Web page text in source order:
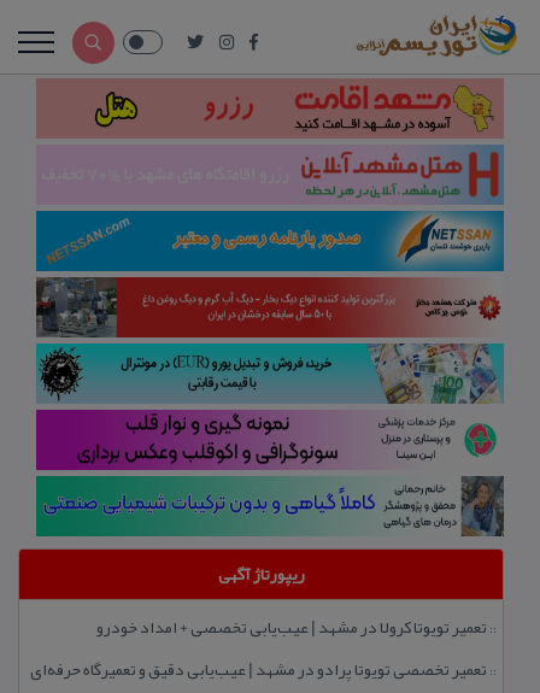
ریپورتاژ آگهی
:: تعمیر تویوتا كرولا در مشهد | عیب‌یابی تخصصی + امداد خودرو
:: تعمیر تخصصی تویوتا پرادو در مشهد | عیب‌یابی دقیق و تعمیرگاه حرفه‌ای